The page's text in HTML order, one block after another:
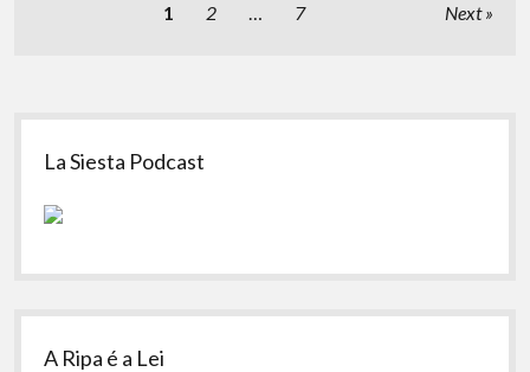
1 2 … 7 Next
Sidebar
La Siesta Podcast
A Ripa é a Lei